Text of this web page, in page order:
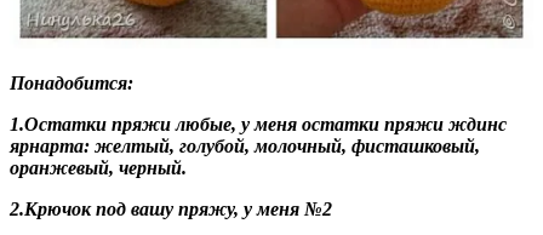
Понадобится:
1.Остатки пряжи любые, у меня остатки пряжи ждинс
ярнарта: желтый, голубой, молочный, фисташковый,
оранжевый, черный.
2.Крючок под вашу пряжу, у меня №2